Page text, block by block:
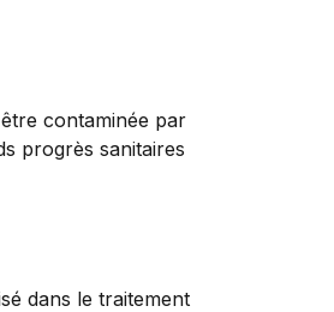
contaminée par
progrès sanitaires
dans le traitement